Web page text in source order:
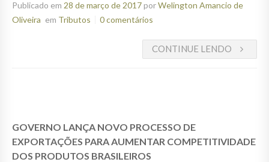
Publicado em 28 de março de 2017porWelington Amancio de
Oliveira em Tributos 0 comentários
CONTINUE LENDO
GOVERNO LANÇA NOVO PROCESSO DE
EXPORTAÇÕES PARA AUMENTAR COMPETITIVIDADE
DOS PRODUTOS BRASILEIROS